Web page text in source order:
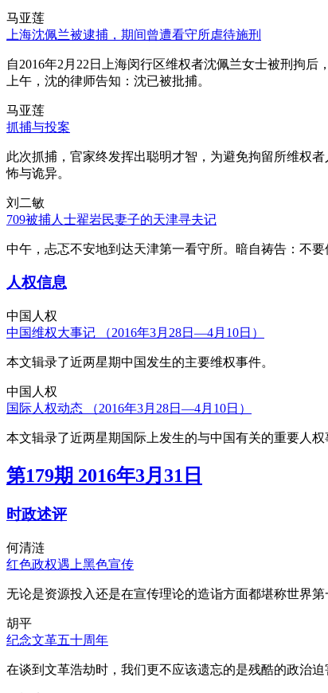
马亚莲
上海沈佩兰被逮捕，期间曾遭看守所虐待施刑
自2016年2月22日上海闵行区维权者沈佩兰女士被刑拘
上午，沈的律师告知：沈已被批捕。
马亚莲
抓捕与投案
此次抓捕，官家终发挥出聪明才智，为避免拘留所维权
怖与诡异。
刘二敏
709被捕人士翟岩民妻子的天津寻夫记
中午，忐忑不安地到达天津第一看守所。暗自祷告：不要
人权信息
中国人权
中国维权大事记 （2016年3月28日—4月10日）
本文辑录了近两星期中国发生的主要维权事件。
中国人权
国际人权动态 （2016年3月28日—4月10日）
本文辑录了近两星期国际上发生的与中国有关的重要人权
第179期 2016年3月31日
时政述评
何清涟
红色政权遇上黑色宣传
无论是资源投入还是在宣传理论的造诣方面都堪称世界
胡平
纪念文革五十周年
在谈到文革浩劫时，我们更不应该遗忘的是残酷的政治